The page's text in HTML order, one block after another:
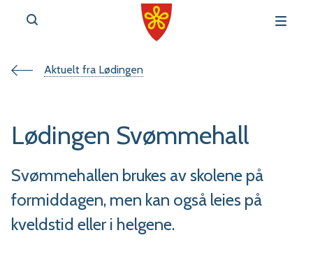
Du
her:
Aktuelt fra Lødingen
Lødingen Svømmehall
Svømmehallen brukes av skolene på
formiddagen, men kan også leies på
kveldstid eller i helgene.